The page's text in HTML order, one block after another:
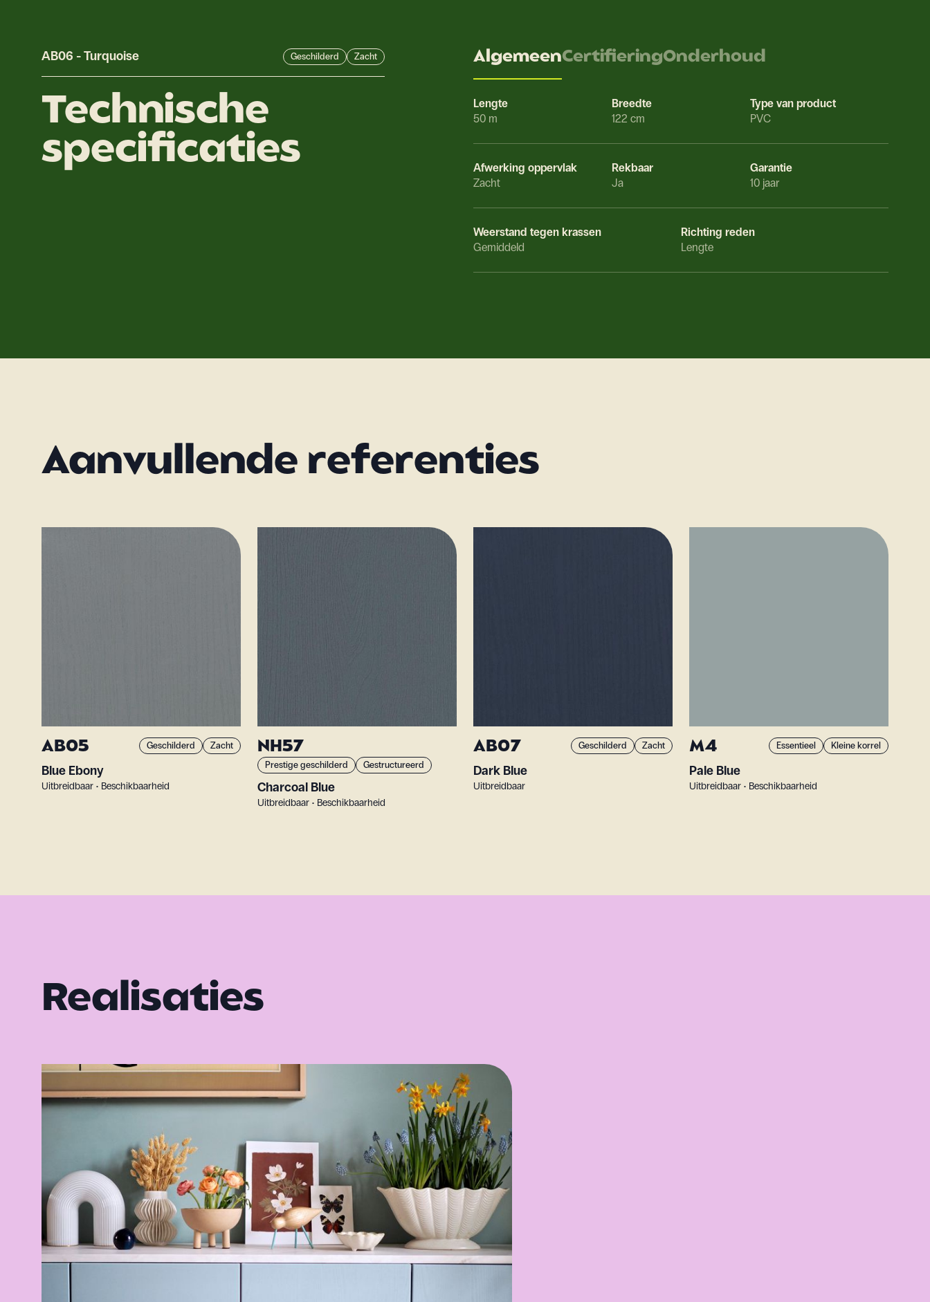
AB06 -Turquoise Geschilderd Zacht
Technische
specificaties
AlgemeenCertifieringOnderhoud
Lengte
50 m
Breedte
122 cm
Type van product
PVC
Afwerking oppervlak
Zacht
Rekbaar
Ja
Garantie
10 jaar
Weerstand tegen krassen
Gemiddeld
Richting reden
Lengte
Aanvullende referenties
AB05 Geschilderd Zacht
Blue Ebony
Uitbreidbaar • Beschikbaarheid
NH57
Prestige geschilderd Gestructureerd
Charcoal Blue
Uitbreidbaar • Beschikbaarheid
AB07 Geschilderd Zacht
Dark Blue
Uitbreidbaar
M4 Essentieel Kleine korrel
Pale Blue
Uitbreidbaar • Beschikbaarheid
Realisaties